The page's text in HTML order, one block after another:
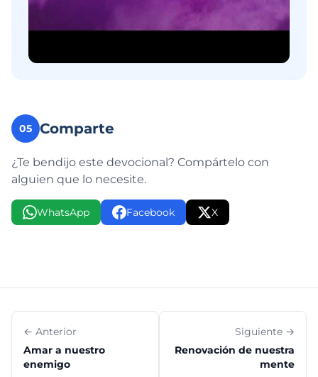
05 Comparte
¿Te bendijo este devocional? Compártelo con
alguien que lo necesite.
WhatsApp Facebook X
← Anterior
Amar a nuestro
enemigo
Siguiente →
Renovación de nuestra
mente